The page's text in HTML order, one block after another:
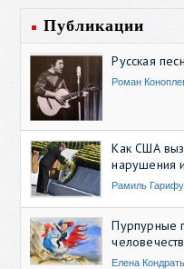
Публикации
Русская
Роман
Как США
нарушения
Рамиль
Пурпурные
Елена